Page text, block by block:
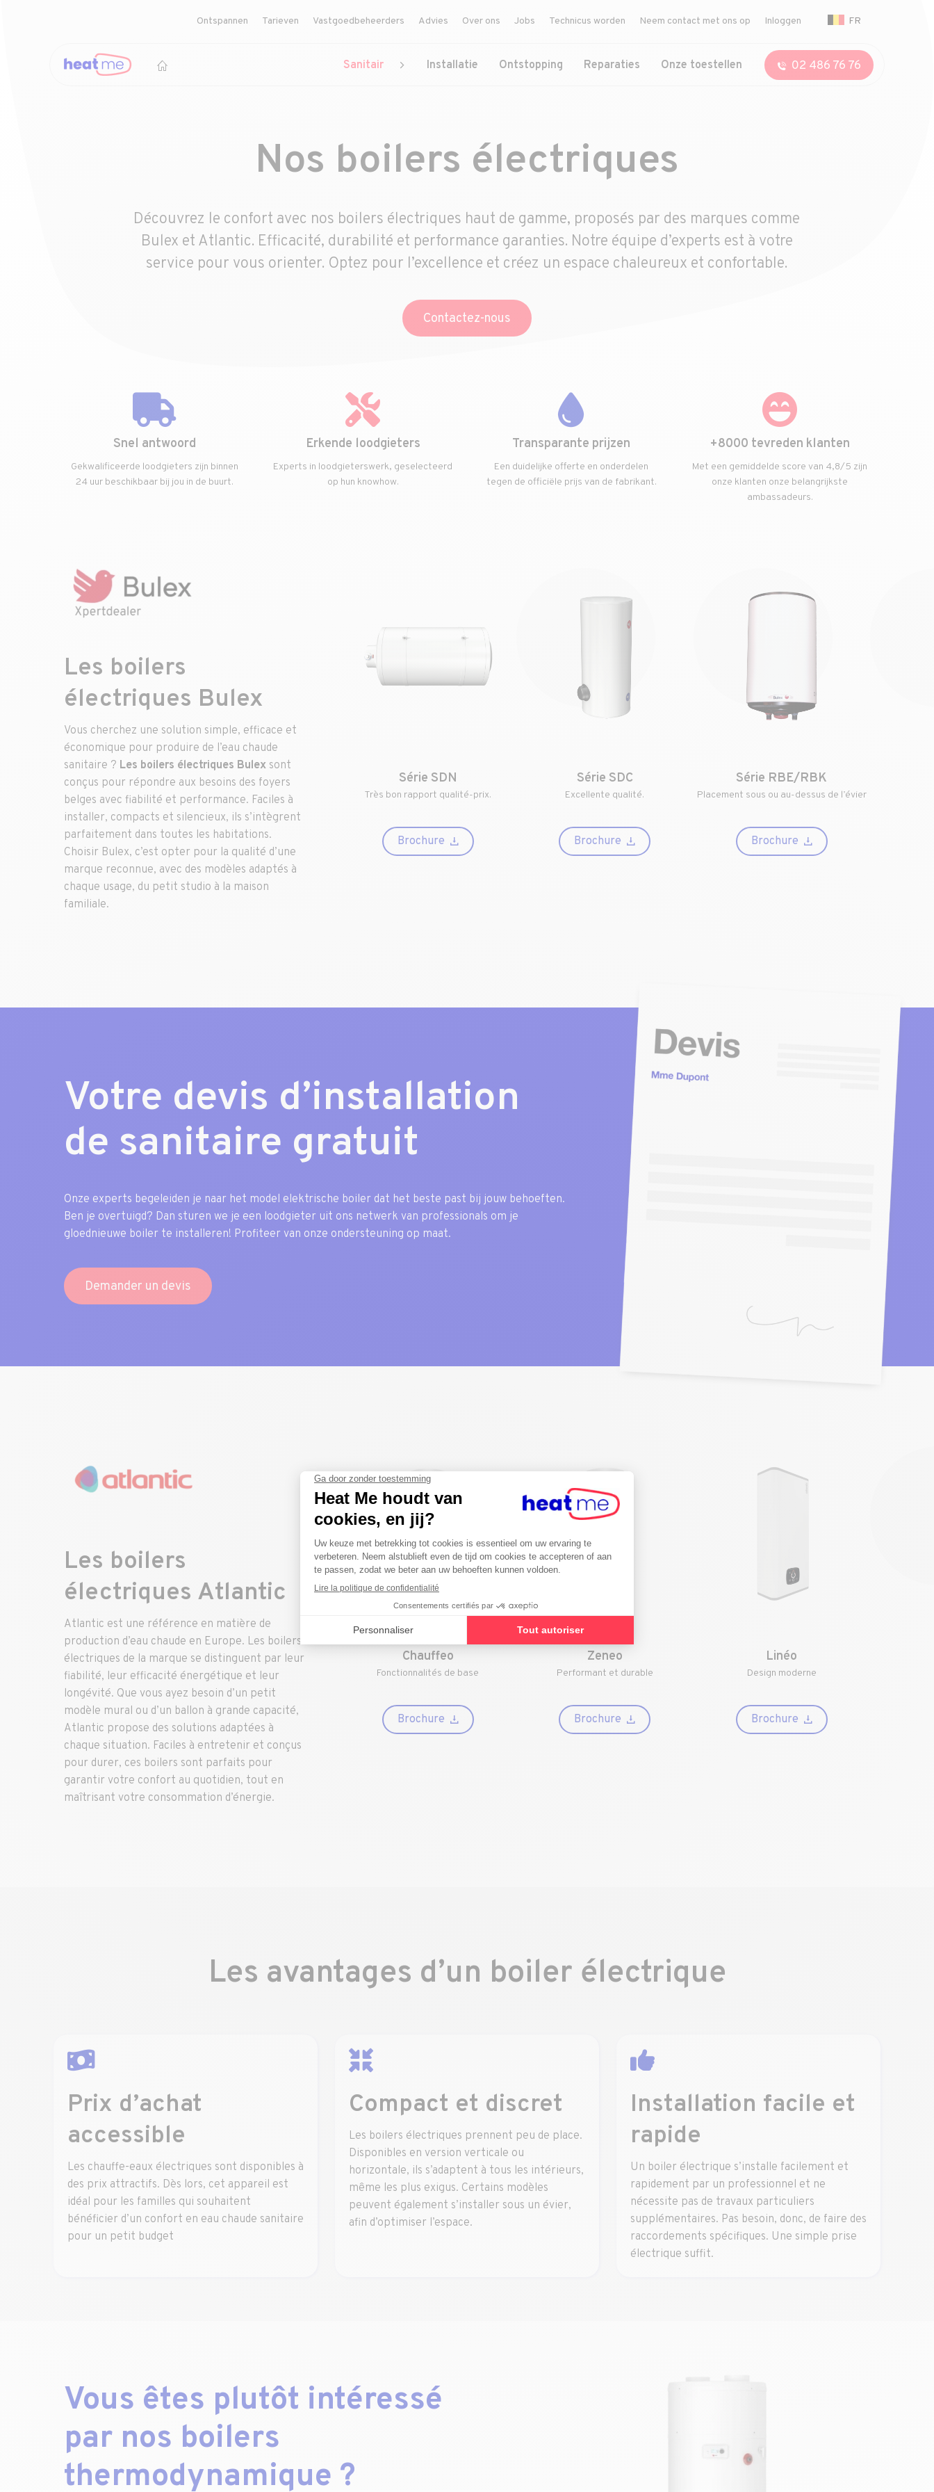
Ontspannen Tarieven Vastgoedbeheerders Advies Over ons Jobs Technicus worden Neem contact met ons op Inloggen FR
Sanitair Installatie Ontstopping Reparaties Onze toestellen 02 486 76 76
Nos boilers électriques
Découvrez le confort avec nos boilers électriques haut de gamme, proposés par des marques comme
Bulex et Atlantic. Efficacité, durabilité et performance garanties. Notre équipe d’experts est à votre
service pour vous orienter. Optez pour l’excellence et créez un espace chaleureux et confortable.
Contactez-nous
Snel antwoord
Gekwalificeerde loodgieters zijn binnen
24 uur beschikbaar bij jou in de buurt.
Erkende loodgieters
Experts in loodgieterswerk, geselecteerd
op hun knowhow.
Transparante prijzen
Een duidelijke offerte en onderdelen
tegen de officiële prijs van de fabrikant.
+8000 tevreden klanten
Met een gemiddelde score van 4,8/5 zijn
onze klanten onze belangrijkste
ambassadeurs.
Les boilers
électriques Bulex
Vous cherchez une solution simple, efficace et
économique pour produire de l’eau chaude
sanitaire ? Les boilers électriques Bulex sont
conçus pour répondre aux besoins des foyers
belges avec fiabilité et performance. Faciles à
installer, compacts et silencieux, ils s’intègrent
parfaitement dans toutes les habitations.
Choisir Bulex, c’est opter pour la qualité d’une
marque reconnue, avec des modèles adaptés à
chaque usage, du petit studio à la maison
familiale.
Série SDN
Très bon rapport qualité-prix.
Brochure
Série SDC
Excellente qualité.
Brochure
Série RBE/RBK
Placement sous ou au-dessus de l’évier
Brochure
Votre devis d’installation
de sanitaire gratuit
Onze experts begeleiden je naar het model elektrische boiler dat het beste past bij jouw behoeften.
Ben je overtuigd? Dan sturen we je een loodgieter uit ons netwerk van professionals om je
gloednieuwe boiler te installeren! Profiteer van onze ondersteuning op maat.
Demander un devis
Les boilers
électriques Atlantic
Atlantic est une référence en matière de
production d’eau chaude en Europe. Les boilers
électriques de la marque se distinguent par leur
fiabilité, leur efficacité énergétique et leur
longévité. Que vous ayez besoin d’un petit
modèle mural ou d’un ballon à grande capacité,
Atlantic propose des solutions adaptées à
chaque situation. Faciles à entretenir et conçus
pour durer, ces boilers sont parfaits pour
garantir votre confort au quotidien, tout en
maîtrisant votre consommation d’énergie.
Chauffeo
Fonctionnalités de base
Brochure
Zeneo
Performant et durable
Brochure
Linéo
Design moderne
Brochure
Les avantages d’un boiler électrique
Prix d’achat
accessible
Les chauffe-eaux électriques sont disponibles à
des prix attractifs. Dès lors, cet appareil est
idéal pour les familles qui souhaitent
bénéficier d’un confort en eau chaude sanitaire
pour un petit budget
Compact et discret
Les boilers électriques prennent peu de place.
Disponibles en version verticale ou
horizontale, ils s’adaptent à tous les intérieurs,
même les plus exigus. Certains modèles
peuvent également s’installer sous un évier,
afin d’optimiser l’espace.
Installation facile et
rapide
Un boiler électrique s’installe facilement et
rapidement par un professionnel et ne
nécessite pas de travaux particuliers
supplémentaires. Pas besoin, donc, de faire des
raccordements spécifiques. Une simple prise
électrique suffit.
Vous êtes plutôt intéressé
par nos boilers
thermodynamique ?